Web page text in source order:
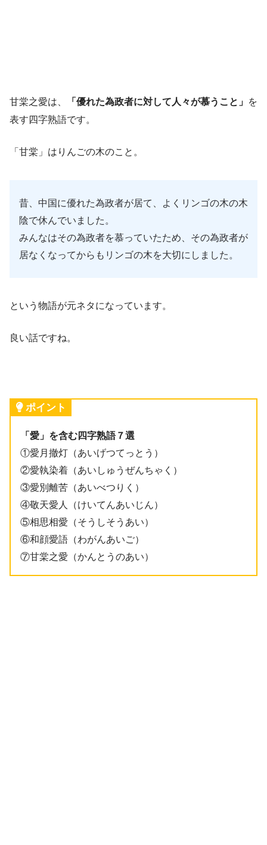
甘棠之愛は、 「優れた為政者に対して人々が慕うこと」 を
表す四字熟語です。
「甘棠」はりんごの木のこと。
昔、中国に優れた為政者が居て、よくリンゴの木の木
陰で休んでいました。
みんなはその為政者を慕っていたため、その為政者が
居なくなってからもリンゴの木を大切にしました。
という物語が元ネタになっています。
良い話ですね。
ポイント
「愛」を含む四字熟語７選
①愛月撤灯（あいげつてっとう）
②愛執染着（あいしゅうぜんちゃく）
③愛別離苦（あいべつりく）
④敬天愛人（けいてんあいじん）
⑤相思相愛（そうしそうあい）
⑥和顔愛語（わがんあいご）
⑦甘棠之愛（かんとうのあい）